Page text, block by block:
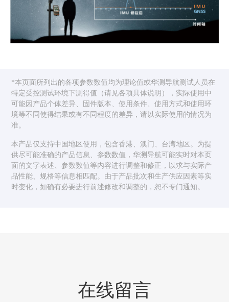
*本页面所列出的各项参数数值均为理论值或华测导航测试人员在
特定受控测试环境下测得值（请见各项具体说明），实际使用中
可能因产品个体差异、固件版本、使用条件、使用方式和使用环
境等不同使得结果或有不同程度的差异，请以实际使用的情况为
准。
本产品仅支持中国地区使用，包含香港、澳门、台湾地区。为提
供尽可能准确的产品信息、参数数值，华测导航可能实时对本页
面的文字表述、参数数值等内容进行调整和修正，以求与实际产
品性能、规格等信息相匹配。由于产品批次和生产供应因素等实
时变化，如确有必要进行前述修改和调整的，恕不专门通知。
在线留言